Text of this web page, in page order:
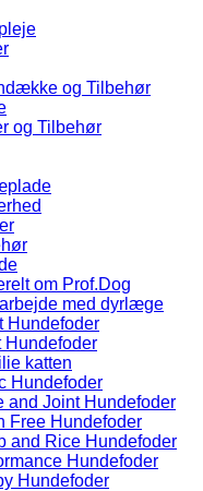
og Tilbehør
og Tilbehør
om Prof.Dog
med dyrlæge
Hundefoder
Hundefoder
katten
Hundefoder
and Joint Hundefoder
Free Hundefoder
and Rice Hundefoder
Hundefoder
Hundefoder